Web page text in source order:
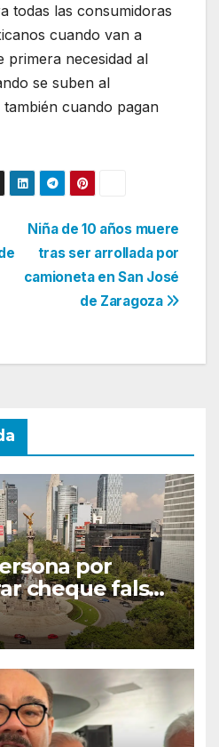
todas las consumidoras
cuando van a
primera necesidad al
se suben al
cuando pagan
Niña de 10 años muere
tras ser arrollada por
camioneta en San José
de Zaragoza
por
cheque falso
en CDMX